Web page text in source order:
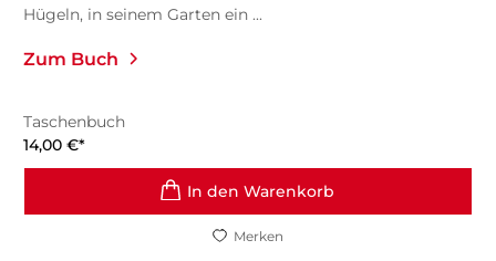
Hügeln, in seinem Garten ein ...
Zum Buch
Taschenbuch
14,00 €*
In den Warenkorb
Merken